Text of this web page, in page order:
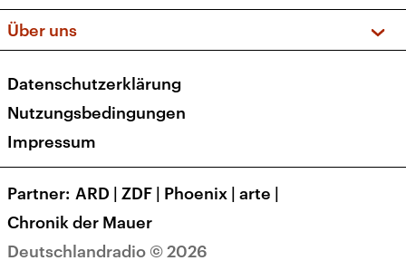
Apps
Newsletter
Veranstaltungen
Social Media
Über uns
Presse
Karriere
Transparenz
Deutschlandradio © 2026
Datenschutzerklärung
Nutzungsbedingungen
Impressum
Partner ARD | ZDF | Phoenix | arte |
Chronik der Mauer